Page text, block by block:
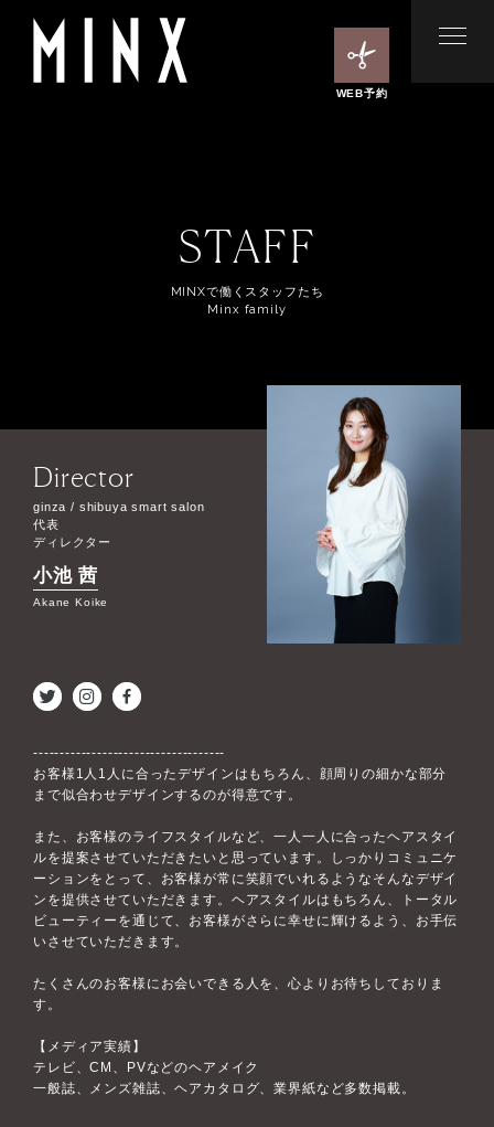
WEB予約
STAFF
MINXで働くスタッフたち
Minx family
Director
ginza / shibuya smart salon
代表
ディレクター
小池 茜
Akane Koike
------------------------------------
お客様1人1人に合ったデザインはもちろん、顔周りの細かな部分
まで似合わせデザインするのが得意です。
また、お客様のライフスタイルなど、一人一人に合ったヘアスタイ
ルを提案させていただきたいと思っています。しっかりコミュニケ
ーションをとって、お客様が常に笑顔でいれるようなそんなデザイ
ンを提供させていただきます。ヘアスタイルはもちろん、トータル
ビューティーを通じて、お客様がさらに幸せに輝けるよう、お手伝
いさせていただきます。
たくさんのお客様にお会いできる人を、心よりお待ちしておりま
す。
【メディア実績】
テレビ、CM、PVなどのヘアメイク
一般誌、メンズ雑誌、ヘアカタログ、業界紙など多数掲載。